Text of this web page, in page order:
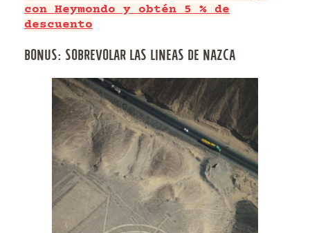
con Heymondo y obtén 5 % de
descuento
BONUS: SOBREVOLAR LAS LINEAS DE NAZCA